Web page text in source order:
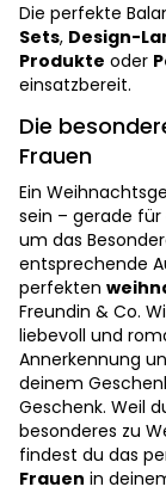
Die perfekte
Sets, Design-
Produkte oder
einsatzbereit.
Die
Frauen
Ein
sein – gerade für
um das
entsprechende
perfekten
Freundin & Co.
liebevoll und
Annerkennung
deinem
Geschenk. Weil
besonderes zu
findest du das
Frauen in